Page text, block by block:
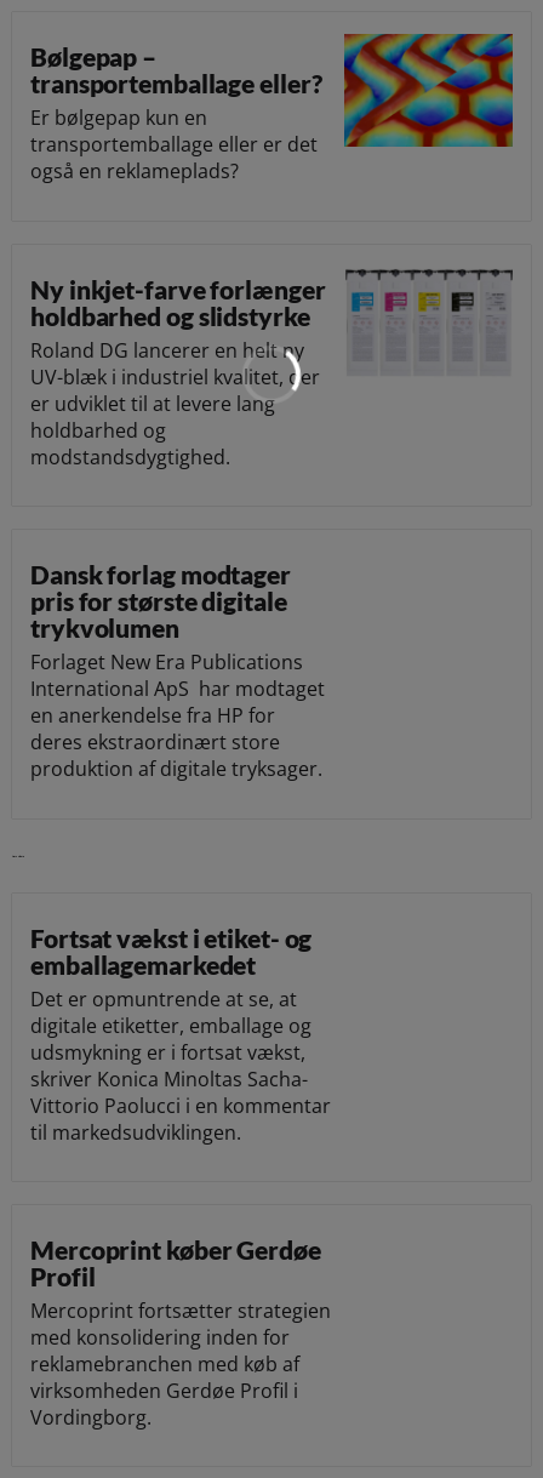
Bølgepap –
transportemballage eller?
Er bølgepap kun en
transportemballage eller er det
også en reklameplads?
Ny inkjet-farve forlænger
holdbarhed og slidstyrke
Roland DG lancerer en helt ny
UV-blæk i industriel kvalitet, der
er udviklet til at levere lang
holdbarhed og
modstandsdygtighed.
Dansk forlag modtager
pris for største digitale
trykvolumen
Forlaget New Era Publications
International ApS har modtaget
en anerkendelse fra HP for
deres ekstraordinært store
produktion af digitale tryksager.
Fortsat vækst i etiket- og
emballagemarkedet
Det er opmuntrende at se, at
digitale etiketter, emballage og
udsmykning er i fortsat vækst,
skriver Konica Minoltas Sacha-
Vittorio Paolucci i en kommentar
til markedsudviklingen.
Mercoprint køber Gerdøe
Profil
Mercoprint fortsætter strategien
med konsolidering inden for
reklamebranchen med køb af
virksomheden Gerdøe Profil i
Vordingborg.